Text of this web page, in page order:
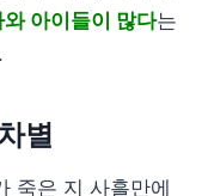
와 아이들이 많다는
별
죽은 지 사흘만에